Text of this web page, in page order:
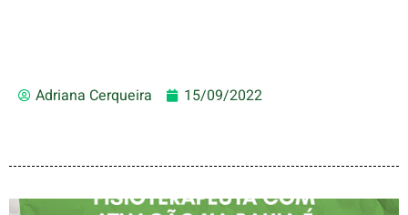
Adriana Cerqueira 15/09/2022